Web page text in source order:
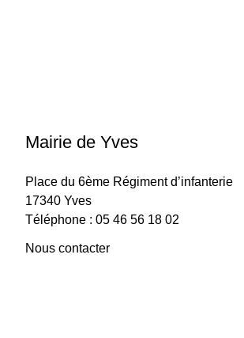
Mairie de Yves
Place du 6ème Régiment d’infanterie
17340 Yves
Téléphone : 05 46 56 18 02
Nous contacter